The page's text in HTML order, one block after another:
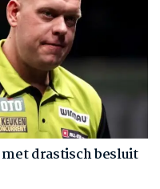
drastisch besluit